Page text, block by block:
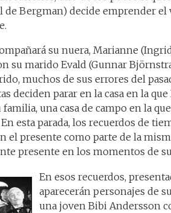
de Bergman) decide emprender
su nuera, Marianne
su marido Evald (Gunnar
muchos de sus errores del
deciden parar en la casa en la
una casa de campo en la
esta parada, los recuerdos de
el presente como parte de la
presente en los momentos de
En esos recuerdos,
aparecerán personajes de
una joven Bibi Andersson